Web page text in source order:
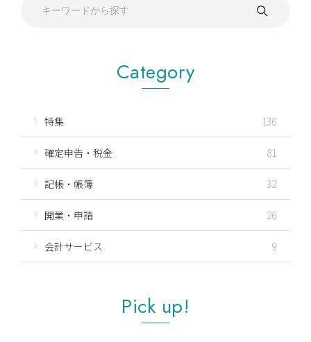
Category
特集 136
確定申告・税金 81
記帳・帳簿 32
開業・申請 26
会計サービス 9
Pick up!